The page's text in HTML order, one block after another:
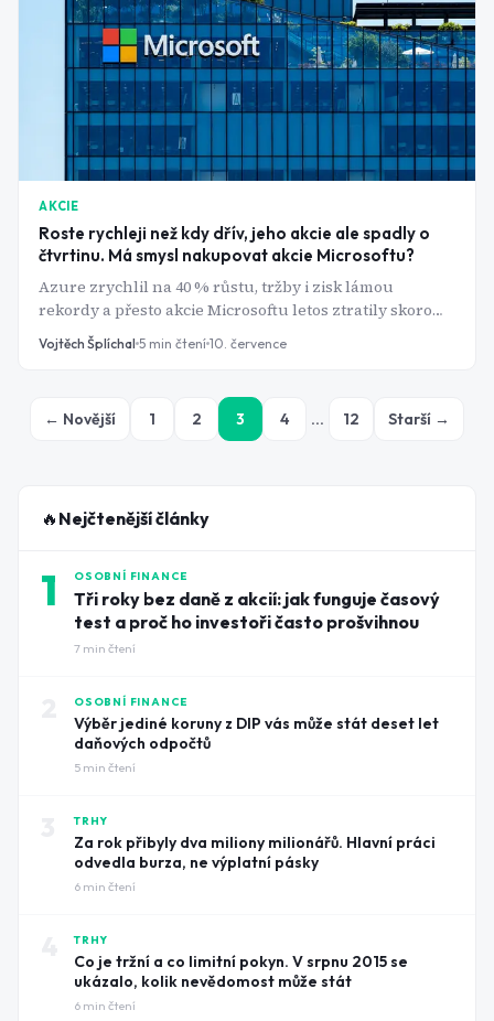
AKCIE
Roste rychleji než kdy dřív, jeho akcie ale spadly o
čtvrtinu. Má smysl nakupovat akcie Microsoftu?
Azure zrychlil na 40 % růstu, tržby i zisk lámou
rekordy a přesto akcie Microsoftu letos ztratily skoro
pětinu hodnoty. Kde je zakopaný pes?
Vojtěch Šplíchal 5 min čtení 10. července
← Novější 1 2 3 4 … 12 Starší →
🔥 Nejčtenější články
1 OSOBNÍ FINANCE
Tři roky bez daně z akcií: jak funguje časový
test a proč ho investoři často prošvihnou
7 min čtení
OSOBNÍ FINANCE
Výběr jediné koruny z DIP vás může stát deset let
daňových odpočtů
5 min čtení
TRHY
Za rok přibyly dva miliony milionářů. Hlavní práci
odvedla burza, ne výplatní pásky
6 min čtení
TRHY
Co je tržní a co limitní pokyn. V srpnu 2015 se
ukázalo, kolik nevědomost může stát
6 min čtení